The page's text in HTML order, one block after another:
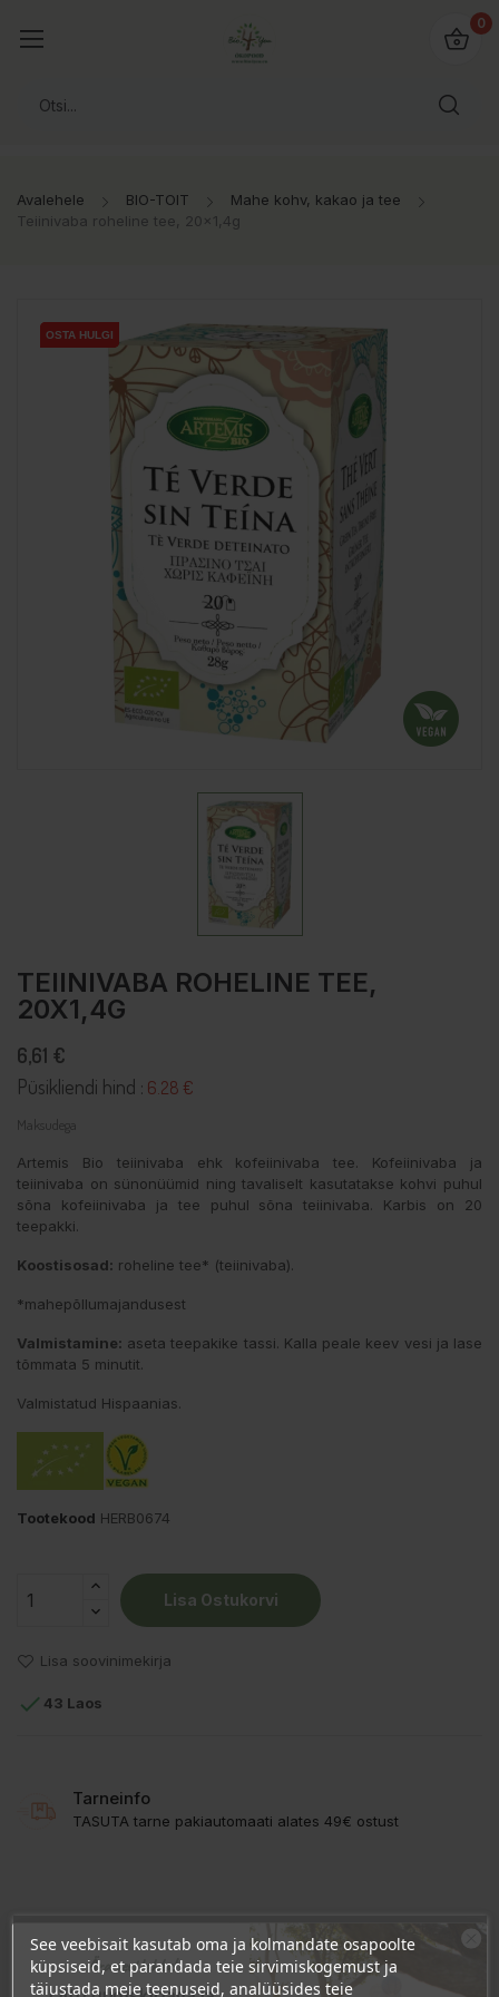
0
Avalehele BIO-TOIT
Mahe kohv, kakao ja tee
Teiinivaba roheline tee, 20x1,4g
OSTA HULGI
OSTA HULGI
OSTA HULGI
TEIINIVABA ROHELINE TEE,
20X1,4G
6,61 €
Püsikliendi hind : 6.28 €
Maksudega
Artemis Bio teiinivaba ehk kofeiinivaba tee. Kofeiinivaba ja
teiinivaba on sünonüümid ning tavaliselt kasutatakse kohvi puhul
sõna kofeiinivaba ja tee puhul sõna teiinivaba. Karbis on 20
teepakki.
Koostisosad: roheline tee* (teiinivaba).
*mahepõllumajandusest
Valmistamine: aseta teepakike tassi. Kalla peale keev vesi ja lase
tõmmata 5 minutit.
Valmistatud Hispaanias.
Tootekood HERB0674
Lisa Ostukorvi
Lisa soovinimekirja
 43 Laos
Tarneinfo
TASUTA tarne pakiautomaati alates 49€ ostust
TOOTE ÜKSIKASJAD
KLIENDI KOMMENTAARID
See veebisait kasutab oma ja kolmandate osapoolte
küpsiseid, et parandada teie sirvimiskogemust ja
täiustada meie teenuseid, analüüsides teie
Ära veel lahku!